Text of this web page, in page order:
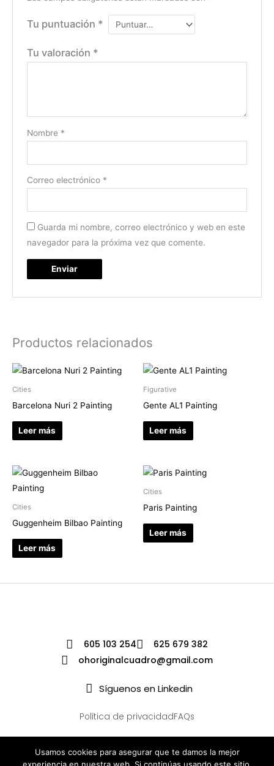
Tu puntuación *
Tu valoración *
Nombre *
Correo electrónico *
Guarda mi nombre, correo electrónico y web en este
navegador para la próxima vez que comente.
Productos relacionados
Cities
Barcelona Nuri 2 Painting
Leer más
Figurative
Gente AL1 Painting
Leer más
Cities
Guggenheim Bilbao Painting
Leer más
Cities
Paris Painting
Leer más
605 103 254
625 679 382
ohoriginalcuadro@gmail.com
Síguenos en Linkedin
Política de privacidadFAQs
Usamos cookies para asegurar que te damos la mejor